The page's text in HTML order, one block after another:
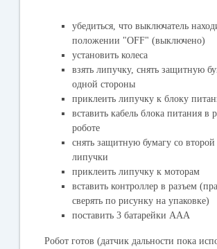
убедиться, что выключатель
положении "OFF" (выключено)
установить колеса
взять липучку, снять защитную
одной стороны
приклеить липучку к блоку
вставить кабель блока питания в
роботе
снять защитную бумагу со
липучки
приклеить липучку к моторам
вставить контроллер в разъем
сверять по рисунку на упаковке)
поставить 3 батарейки ААА
Робот готов (датчик дальности пока